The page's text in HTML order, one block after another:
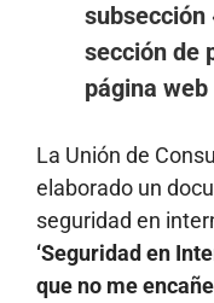
subsección
sección de
página web
La Unión de
elaborado un
seguridad en
‘Seguridad en
que no me